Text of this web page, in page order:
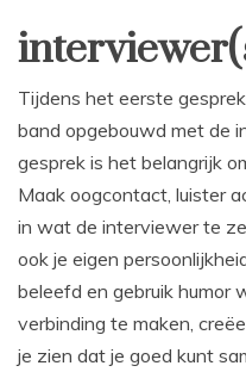
Tijdens het eerste
band opgebouwd met de
gesprek is het belangrijk
Maak oogcontact, luister
in wat de interviewer te
ook je eigen
beleefd en gebruik humor
verbinding te maken,
je zien dat je goed kunt